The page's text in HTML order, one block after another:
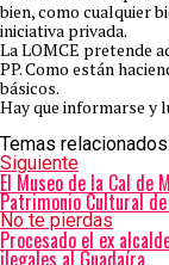
bien, como cualquier
iniciativa privada.
La LOMCE pretende
PP. Como están
básicos.
Hay que informarse y
Temas relacionados:
Siguiente
El Museo de la Cal
Patrimonio Cultural de
No te pierdas
Procesado el ex
ilegales al Guadaíra